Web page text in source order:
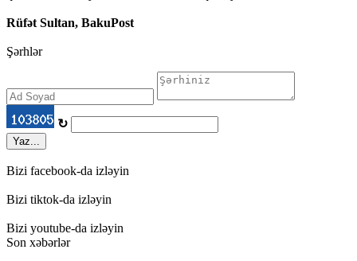
Rüfət Sultan, BakuPost
Şərhlər
↻
Yaz...
Bizi facebook-da izləyin
Bizi tiktok-da izləyin
Bizi youtube-da izləyin
Son xəbərlər